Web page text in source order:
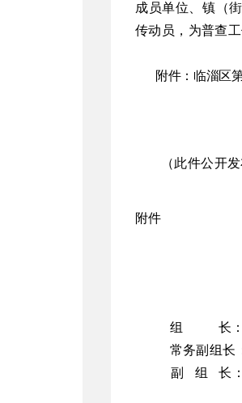
成员单位、镇（街
传动员， 为普查
附件： 临淄区
（此件公开发
附件
组 长 ：
常务副组长
副 组 长 ：